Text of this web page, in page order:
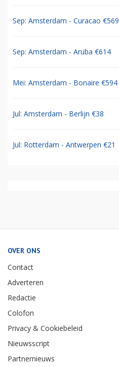
Sep: Amsterdam - Curacao €569
Sep: Amsterdam - Aruba €614
Mei: Amsterdam - Bonaire €594
Jul: Amsterdam - Berlijn €38
Jul: Rotterdam - Antwerpen €21
OVER ONS
Contact
Adverteren
Redactie
Colofon
Privacy & Cookiebeleid
Nieuwsscript
Partnernieuws